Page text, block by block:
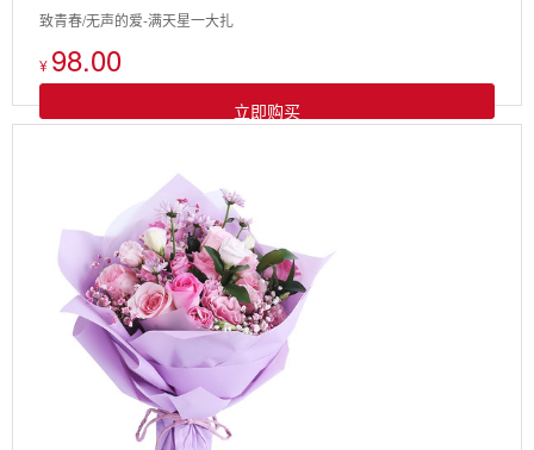
致青春/无声的爱-满天星一大扎
¥ 98.00
立即购买